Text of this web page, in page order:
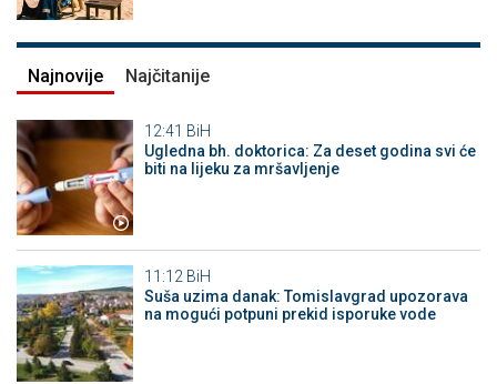
Najnovije Najčitanije
12:41 BiH
Ugledna bh. doktorica: Za deset godina svi će
biti na lijeku za mršavljenje
11:12 BiH
Suša uzima danak: Tomislavgrad upozorava
na mogući potpuni prekid isporuke vode